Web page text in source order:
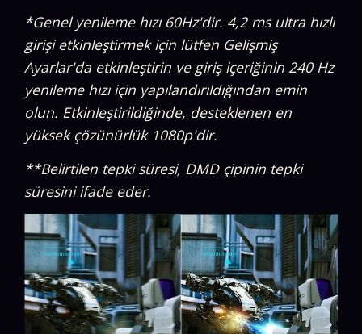
*Genel yenileme hızı 60Hz'dir. 4,2 ms ultra hızlı
girişi etkinleştirmek için lütfen Gelişmiş
Ayarlar'da etkinleştirin ve giriş içeriğinin 240 Hz
yenileme hızı için yapılandırıldığından emin
olun. Etkinleştirildiğinde, desteklenen en
yüksek çözünürlük 1080p'dir.
**Belirtilen tepki süresi, DMD çipinin tepki
süresini ifade eder.